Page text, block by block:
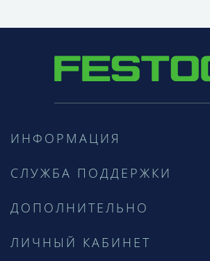
ИНФОРМАЦИЯ
СЛУЖБА ПОДДЕРЖКИ
ДОПОЛНИТЕЛЬНО
ЛИЧНЫЙ КАБИНЕТ